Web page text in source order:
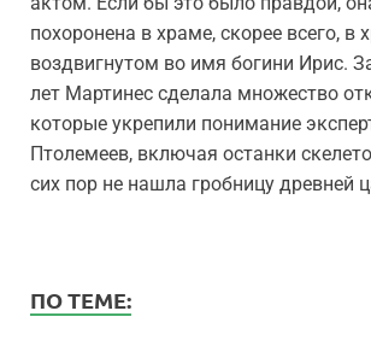
похоронена в храме, скорее всего, в
воздвигнутом во имя богини Ирис.
лет Мартинес сделала множество
которые укрепили понимание
Птолемеев, включая останки
сих пор не нашла гробницу древней
ПО ТЕМЕ: